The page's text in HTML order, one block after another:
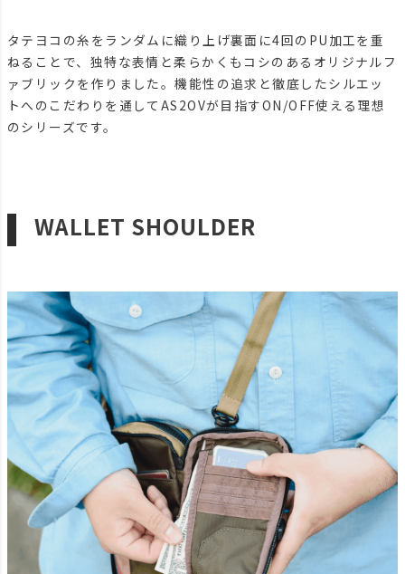
タテヨコの糸をランダムに織り上げ裏面に4回のPU加工を重
ねることで、独特な表情と柔らかくもコシのあるオリジナルフ
ァブリックを作りました。機能性の追求と徹底したシルエッ
トへのこだわりを通してAS2OVが目指すON/OFF使える理想
のシリーズです。
WALLET SHOULDER